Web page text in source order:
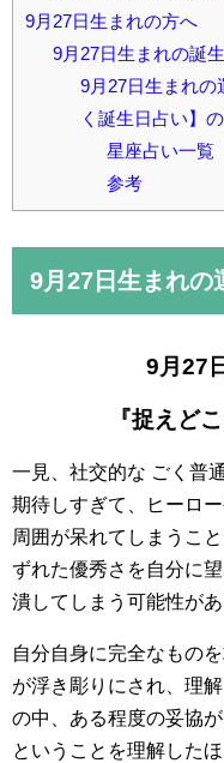
9月27日生まれの方へ
9月27日生まれの誕
9月27日生まれの
く誕生日占い】
星座占い一覧
参考
9月27日 生まれの
9月27
『捉えど
一見、社交的な ごく普
期待しすぎて、ヒーロ
周囲が呆れてしまうこ
ずれた優秀さを自分に
潰してしまう可能性があ
自分自身に完全なもの
が浮き彫りにされ、理
の中、ある程度の妥協
ということを理解した